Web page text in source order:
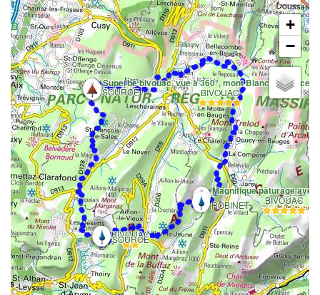
Magnifique pâturage avec
BIVOUAC
ROBINET
BIVOUAC
SOURCE
Superbe bivouac, vue à 360°, mont Blanc et source
BIVOUAC
SOURCE
+
−